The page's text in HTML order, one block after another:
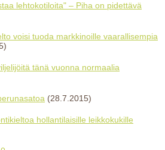
lehtokotiloita" – Piha on pidettävä
voisi tuoda markkinoille vaarallisempia
tänä vuonna normaalia
(28.7.2015)
hollantilaisille leikkokukille